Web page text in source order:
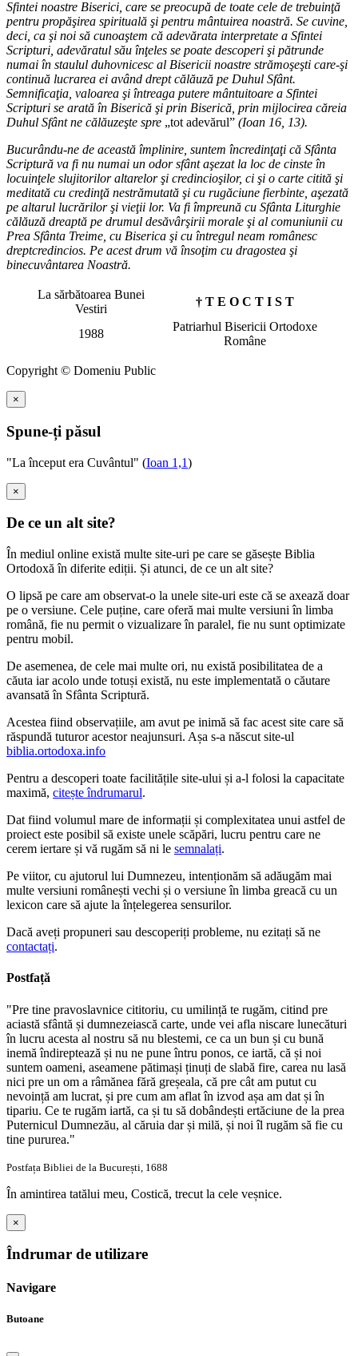
Sfintei noastre Biserici, care se preocupă de toate cele de trebuinţă
pentru propăşirea spirituală şi pentru mântuirea noastră. Se cuvine,
deci, ca şi noi să cunoaştem că adevărata interpretate a Sfintei
Scripturi, adevăratul său înţeles se poate descoperi şi pătrunde
numai în staulul duhovnicesc al Bisericii noastre strămoşeşti care-şi
continuă lucrarea ei având drept călăuză pe Duhul Sfânt.
Semnificaţia, valoarea şi întreaga putere mântuitoare a Sfintei
Scripturi se arată în Biserică şi prin Biserică, prin mijlocirea căreia
Duhul Sfânt ne călăuzeşte spre „tot adevărul” (Ioan 16, 13).
Bucurându-ne de această împlinire, suntem încredinţaţi că Sfânta
Scriptură va fi nu numai un odor sfânt aşezat la loc de cinste în
locuinţele slujitorilor altarelor şi credincioşilor, ci şi o carte citită şi
meditată cu credinţă nestrămutată şi cu rugăciune fierbinte, aşezată
pe altarul lucrărilor şi vieţii lor. Va fi împreună cu Sfânta Liturghie
călăuză dreaptă pe drumul desăvârşirii morale şi al comuniunii cu
Prea Sfânta Treime, cu Biserica şi cu întregul neam românesc
dreptcredincios. Pe acest drum vă însoţim cu dragostea şi
binecuvântarea Noastră.
La sărbătoarea Bunei
Vestiri
† T E O C T I S T
1988
Patriarhul Bisericii Ortodoxe
Române
Copyright © Domeniu Public
×
Spune-ți păsul
"La început era Cuvântul" (Ioan 1,1)
×
De ce un alt site?
În mediul online există multe site-uri pe care se găsește Biblia
Ortodoxă în diferite ediții. Și atunci, de ce un alt site?
O lipsă pe care am observat-o la unele site-uri este că se axează doar
pe o versiune. Cele puține, care oferă mai multe versiuni în limba
română, fie nu permit o vizualizare în paralel, fie nu sunt optimizate
pentru mobil.
De asemenea, de cele mai multe ori, nu există posibilitatea de a
căuta iar acolo unde totuși există, nu este implementată o căutare
avansată în Sfânta Scriptură.
Acestea fiind observațiile, am avut pe inimă să fac acest site care să
răspundă tuturor acestor neajunsuri. Așa s-a născut site-ul
biblia.ortodoxa.info
Pentru a descoperi toate facilitățile site-ului și a-l folosi la capacitate
maximă, citește îndrumarul.
Dat fiind volumul mare de informații și complexitatea unui astfel de
proiect este posibil să existe unele scăpări, lucru pentru care ne
cerem iertare și vă rugăm să ni le semnalați.
Pe viitor, cu ajutorul lui Dumnezeu, intenționăm să adăugăm mai
multe versiuni românești vechi și o versiune în limba greacă cu un
lexicon care să ajute la înțelegerea sensurilor.
Dacă aveți propuneri sau descoperiți probleme, nu ezitați să ne
contactați.
Postfață
"Pre tine pravoslavnice cititoriu, cu umilință te rugăm, citind pre
aciastă sfântă și dumnezeiască carte, unde vei afla niscare lunecături
în lucru acesta al nostru să nu blestemi, ce ca un bun și cu bună
inemă îndireptează și nu ne pune întru ponos, ce iartă, că și noi
suntem oameni, aseamene pătimași ținuți de slabă fire, carea nu lasă
nici pre un om a râmănea fără greșeala, că pre cât am putut cu
nevoință am lucrat, și pre cum am aflat în izvod așa am dat și în
tipariu. Ce te rugăm iartă, ca și tu să dobândești ertăciune de la prea
Puternicul Dumnezău, al căruia dar și milă, și noi îl rugăm să fie cu
tine pururea."
Postfața Bibliei de la București, 1688
În amintirea tatălui meu, Costică, trecut la cele veșnice.
×
Îndrumar de utilizare
Navigare
Butoane